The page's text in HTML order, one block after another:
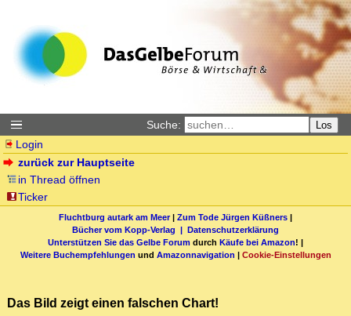
Suche: Los
Login
zurück zur Hauptseite
in Thread öffnen
Ticker
Fluchtburg autark am Meer| Zum Tode Jürgen Küßners |
Bücher vom Kopp-Verlag | Datenschutzerklärung
Unterstützen Sie das Gelbe Forum durch Käufe bei Amazon! |
Weitere Buchempfehlungen und Amazonnavigation | Cookie-Einstellungen
Das Bild zeigt einen falschen Chart!